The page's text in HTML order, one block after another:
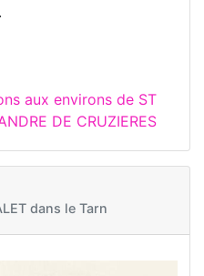
aux environs de ST
DE CRUZIERES
dans le Tarn